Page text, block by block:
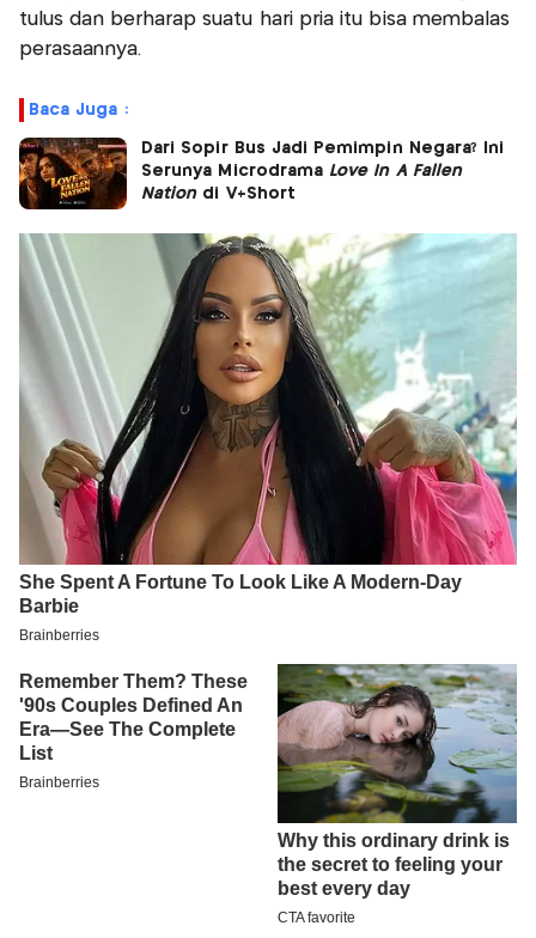
tulus dan berharap suatu hari pria itu bisa membalas
perasaannya.
Baca Juga :
Dari Sopir Bus Jadi Pemimpin Negara? Ini
Serunya Microdrama Love In A Fallen
Nationdi V+Short